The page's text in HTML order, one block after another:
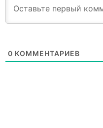
0 КОММЕНТАРИЕВ